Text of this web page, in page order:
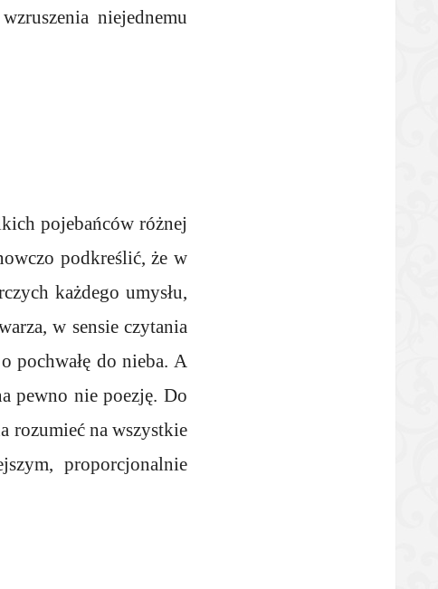
niejednemu
pojebańców różnej
podkreślić, że w
każdego umysłu,
w sensie czytania
pochwałę do nieba. A
pewno nie poezję. Do
rozumieć na wszystkie
proporcjonalnie